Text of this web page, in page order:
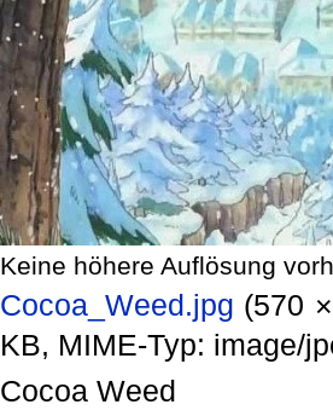
Keine höhere Auflösung
Cocoa_Weed.jpg
(570
KB, MIME-Typ: image/
Cocoa Weed